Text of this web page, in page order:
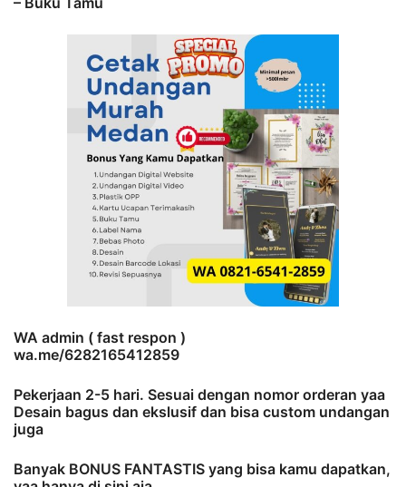
WA admin ( fast respon )
wa.me/6282165412859
Pekerjaan 2-5 hari. Sesuai dengan nomor orderan yaa
Desain bagus dan ekslusif dan bisa custom undangan
juga
Banyak BONUS FANTASTIS yang bisa kamu dapatkan,